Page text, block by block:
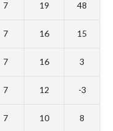
7 19 48
7 16 15
7 16 3
7 12 -3
7 10 8